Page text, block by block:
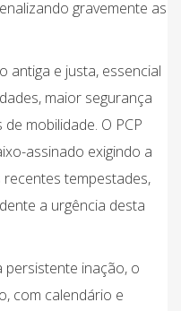
gravemente as
antiga e justa, essencial
maior segurança
mobilidade. O PCP
assinado exigindo a
tempestades,
a urgência desta
inação, o
com calendário e